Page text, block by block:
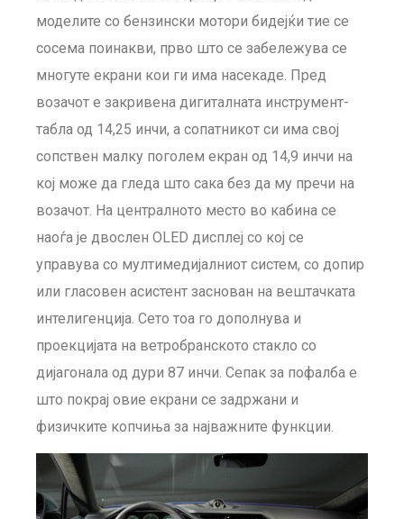
моделите со бензински мотори бидејќи тие се
сосема поинакви, прво што се забележува се
многуте екрани кои ги има насекаде. Пред
возачот е закривена дигиталната инструмент-
табла од 14,25 инчи, а сопатникот си има свој
сопствен малку поголем екран од 14,9 инчи на
кој може да гледа што сака без да му пречи на
возачот. На централното место во кабина се
наоѓа је двослен OLED дисплеј со кој се
управува со мултимедијалниот систем, со допир
или гласовен асистент заснован на вештачката
интелигенција. Сето тоа го дополнува и
проекцијата на ветробранското стакло со
дијагонала од дури 87 инчи. Сепак за пофалба е
што покрај овие екрани се задржани и
физичките копчиња за најважните функции.